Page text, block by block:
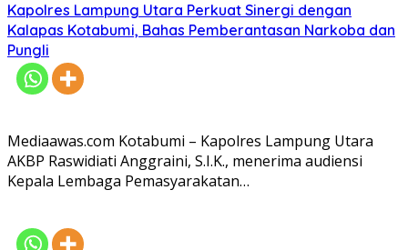
Kapolres Lampung Utara Perkuat Sinergi dengan
Kalapas Kotabumi, Bahas Pemberantasan Narkoba dan
Pungli
Mediaawas.com Kotabumi – Kapolres Lampung Utara
AKBP Raswidiati Anggraini, S.I.K., menerima audiensi
Kepala Lembaga Pemasyarakatan…